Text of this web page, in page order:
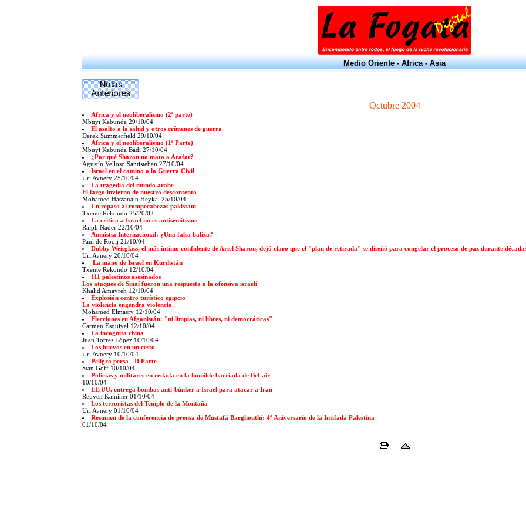
Medio Oriente - Africa - Asia
Octubre 2004
Africa y el neoliberalismo (2ª parte)
Mbuyi Kabunda 29/10/04
El asalto a la salud y otros crímenes de guerra
Derek Summerfield 29/10/04
África y el neoliberalismo (1ª Parte)
Mbuyi Kabunda Badi 27/10/04
¿Por qué Sharon no mata a Arafat?
Agustín Velloso Santisteban 27/10/04
Israel en el camino a la Guerra Civil
Uri Avnery 25/10/04
La tragedia del mundo árabe
El largo invierno de nuestro descontento
Mohamed Hassanain Heykal 25/10/04
Un repaso al rompecabezas pakistaní
Txente Rekondo 25/20/02
La crítica a Israel no es antisemitismo
Ralph Nader 22/10/04
Amnistía Internacional: ¿Una falsa baliza?
Paul de Rooij 21/10/04
Dubby Weisglass, el más íntimo confidente de Ariel Sharon, dejó claro que el "plan de retirada" se diseñó para congelar el proceso de paz durante
Uri Avnery 20/10/04
La mano de Israel en Kurdistán
Txente Rekondo 12/10/04
111 palestinos asesinados
Los ataques de Sinaí fueron una respuesta a la ofensiva israelí
Khalid Amayreh 12/10/04
Explosión centro turístico egipcio
La violencia engendra violencia
Mohamed Elmasry 12/10/04
Elecciones en Afganistán: "ni limpias, ni libres, ni democráticas"
Carmen Esquivel 12/10/04
La incógnita china
Juan Torres López 10/10/04
Los huevos en un cesto
Uri Avnery 10/10/04
Peligro persa - II Parte
Stan Goff 10/10/04
Policias y militares en redada en la humilde barriada de Bel-air
10/10/04
EE.UU. entrega bombas anti-búnker a Israel para atacar a Irán
Reuven Kaminer 01/10/04
Los terroristas del Templo de la Montaña
Uri Avnery 01/10/04
Resumen de la conferencia de prensa de Mustafá Barghouthi: 4º Aniversario de la Intifada Palestina
01/10/04